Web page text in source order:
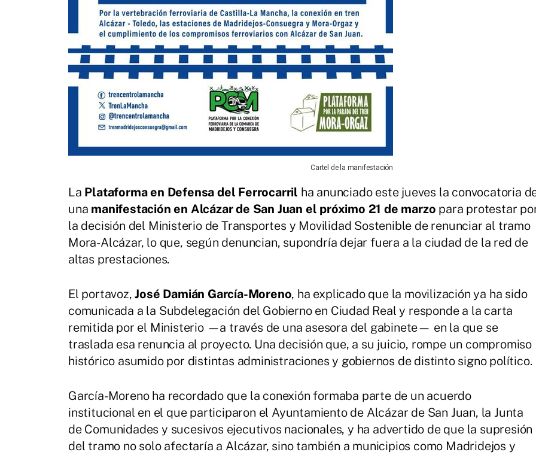
Cartel de la manifestación
La Plataforma en Defensa del Ferrocarril ha anunciado este jueves la convocatoria
una manifestación en Alcázar de San Juan el próximo 21 de marzo para protestar
la decisión del Ministerio de Transportes y Movilidad Sostenible de renunciar al tramo
Mora-Alcázar, lo que, según denuncian, supondría dejar fuera a la ciudad de la red de
altas prestaciones.
El portavoz,José Damián García-Moreno, ha explicado que la movilización ya ha sido
comunicada a la Subdelegación del Gobierno en Ciudad Real y responde a la carta
remitida por el Ministerio —a través de una asesora del gabinete— en la que se
traslada esa renuncia al proyecto. Una decisión que, a su juicio, rompe un compromiso
histórico asumido por distintas administraciones y gobiernos de distinto signo político.
García-Moreno ha recordado que la conexión formaba parte de un acuerdo
institucional en el que participaron el Ayuntamiento de Alcázar de San Juan, la Junta
de Comunidades y sucesivos ejecutivos nacionales, y ha advertido de que la supresión
del tramo no solo afectaría a Alcázar, sino también a municipios como Madridejos y